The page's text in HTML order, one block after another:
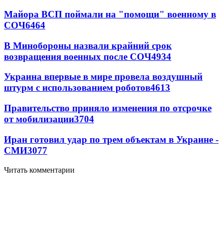
Майора ВСП поймали на "помощи" военному в
СОЧ6464
В Минобороны назвали крайний срок
возвращения военных после СОЧ4934
Украина впервые в мире провела воздушный
штурм с использованием роботов4613
Правительство приняло изменения по отсрочке
от мобилизации3704
Иран готовил удар по трем объектам в Украине -
СМИ3077
Читать комментарии